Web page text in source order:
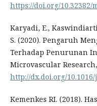
https://doi.org/10.32382/
Karyadi, E.,
S. (2020). Pengaruh
Terhadap Penurunan
Microvascular
http://dx.doi.org/10.1016/
Kemenkes RI. (2018).